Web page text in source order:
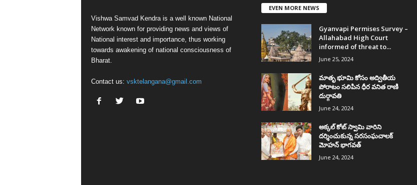
Vishwa Samvad Kendra is a well known National
Network known for providing news and views of
National interest and importance, thus working
towards awakening of national consciousness of
Bharat.
Contact us: vsktelangana@gmail.com
EVEN MORE NEWS
Gyanvapi Permises Survey –
Allahabad High Court
informed of threat to...
June 25, 2024
మాతృ భూమి కోసం అద్వితీయ
పోరాటం సలిపిన ధీర వనిత రాణి
దుర్గావతి
June 24, 2024
అక్కల్‌ కోట్‌ స్వామి వారిని
దర్శించుకున్న సరసంఘచాలక్
మోహన్ భాగవత్
June 24, 2024